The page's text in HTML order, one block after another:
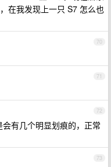
在我发现上一只 S7 怎么也
70
71
72
有几个明显划痕的，正常
73